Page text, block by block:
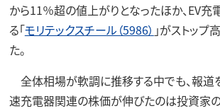
から11％超の値上がりとなったほか、EV充
る「モリテックスチール（5986） 」がストッ
た。
全体相場が軟調に推移する中でも、報道
速充電器関連の株価が伸びたのは投資家